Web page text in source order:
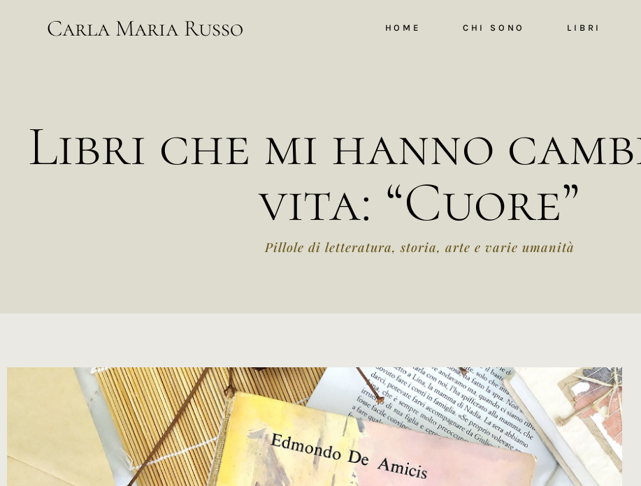
Carla Maria Russo HOME CHI SONO LIBRI
Libri che mi hanno
vita: “Cuore”
Pillole di letteratura, storia, arte e varie umanità